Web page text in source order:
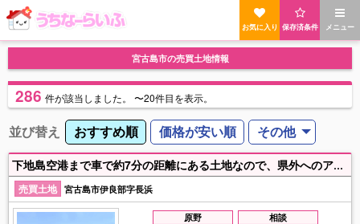
メニュー
保存済条件
お気に入り
宮古島市の売買土地情報
286 件が該当しました。 〜20件目を表示。
並び替え おすすめ順 価格が安い順 その他
下地島空港まで車で約7分の距離にある土地なので、県外へのアクセス良好♬ 徒歩圏内にスーパーもあり、とても便利です。 地目は「畑」から「原野」へ変更予定です。
売買土地 宮古島市伊良部字長浜
原野 相談